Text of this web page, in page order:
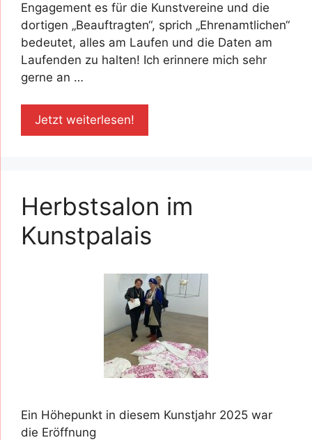
Engagement es für die Kunstvereine und die
dortigen „Beauftragten“, sprich „Ehrenamtlichen“
bedeutet, alles am Laufen und die Daten am
Laufenden zu halten! Ich erinnere mich sehr
gerne an …
Jetzt weiterlesen!
Herbstsalon im
Kunstpalais
Ein Höhepunkt in diesem Kunstjahr 2025 war
die Eröffnung